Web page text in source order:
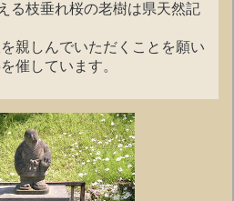
る枝垂れ桜の老樹は県天然記
親しんでいただくことを願い
催しています。